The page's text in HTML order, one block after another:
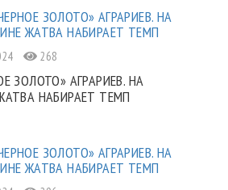
268
ЗОЛОТО» АГРАРИЕВ. НА
НАБИРАЕТ ТЕМП